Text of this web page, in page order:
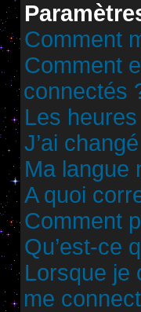
Comment
Comment
connectés
Les
J’ai
Ma langue
A quoi
Comment
Qu’est-ce
Lorsque je
me